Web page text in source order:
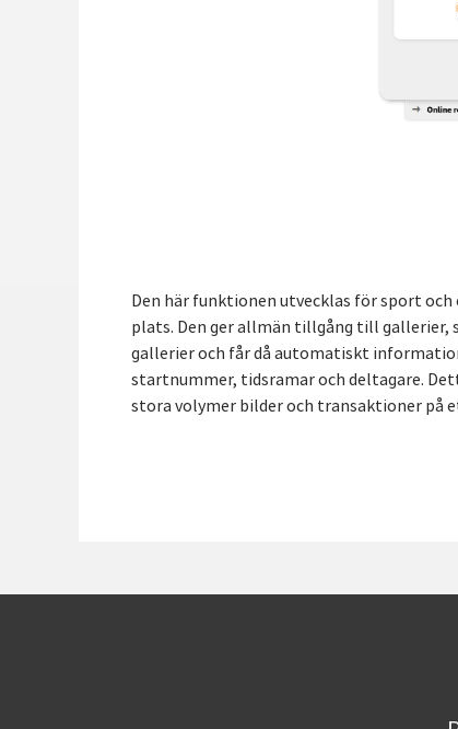
Den här funktionen utvecklas för sport
plats. Den ger allmän tillgång till gallerier,
gallerier och får då automatiskt
startnummer, tidsramar och deltagare.
stora volymer bilder och transaktioner på